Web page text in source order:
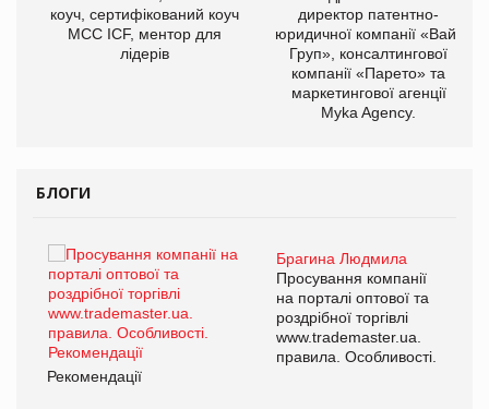
коуч, сертифікований коуч
МСС ICF, ментор для
лідерів
директор патентно-
юридичної компанії «Вайз
Груп», консалтингової
компанії «Парето» та
маркетингової агенції
Myka Agency.
БЛОГИ
Брагина Людмила
Просування компанії
на порталі оптової та
роздрібної торгівлі
www.trademaster.ua.
правила. Особливості.
Рекомендації